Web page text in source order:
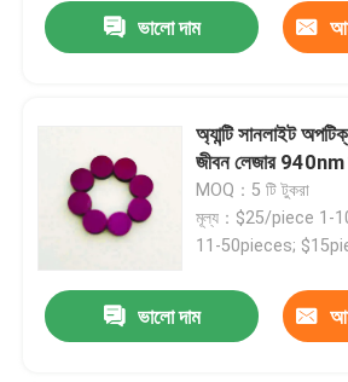
ভালো দাম
অ্যান্টি সানলাইট
জীবন লেজার 940nm
MOQ：5 টি টুকরা
মূল্য：$25/piece 1-
11-50pieces;
ভালো দাম